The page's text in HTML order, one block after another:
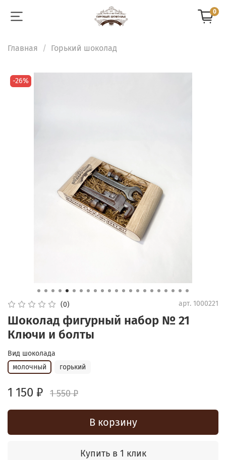
0
Главная Горький шоколад
-26%
(0) арт. 1000221
Шоколад фигурный набор № 21
Ключи и болты
Вид шоколада
молочный
горький
1 150 ₽ 1 550 ₽
В корзину
Купить в 1 клик